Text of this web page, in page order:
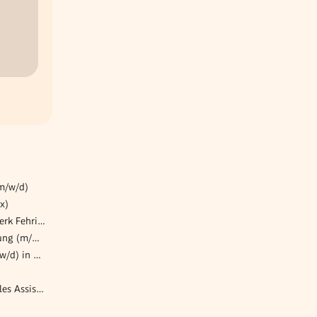
w/d)
Produktionstechniker:in, Werk Fehring
Teamleiter Wirtschaftsprüfung (m/w/d)
Produktionsmitarbeiter (m/w/d) in der Backstube
Frontoffice/Marketing & Sales Assistant